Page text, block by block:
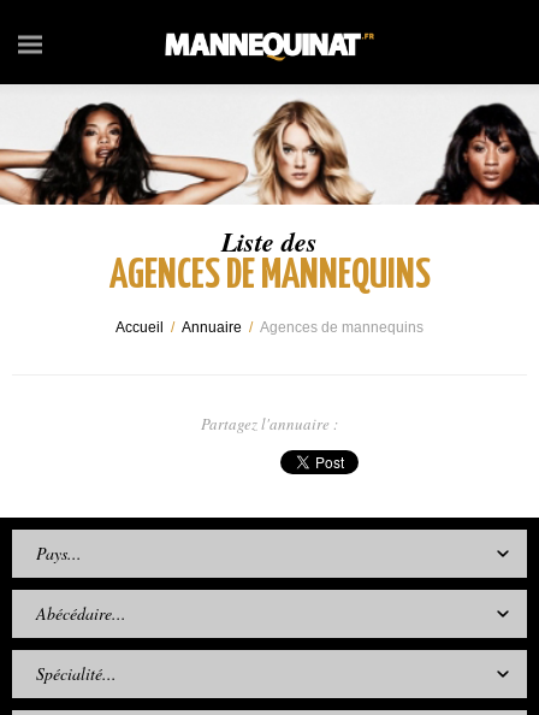
Liste des
AGENCES DE MANNEQUINS
Accueil / Annuaire / Agences de mannequins
Partagez l'annuaire :
Pays...
Abécédaire...
Spécialité...